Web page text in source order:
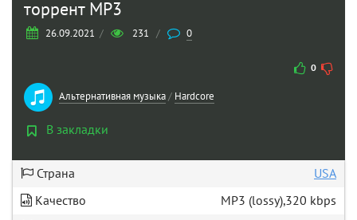
торрент MP3
26.09.2021 / 231 / 0
0
Альтернативная музыка/ Hardcore
В закладки
Страна
USA
Качество
MP3 (lossy),320 kbps